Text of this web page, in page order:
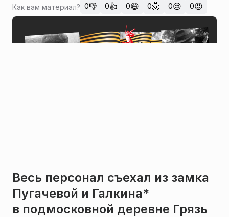
Как вам материал? 0👎 0👍 0😄 0🤯 0😢 0😡
Весь персонал съехал из замка
Пугачевой и Галкина*
в подмосковной деревне Грязь